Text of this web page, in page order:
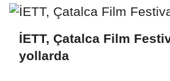
İETT, Çatalca Film
yollarda